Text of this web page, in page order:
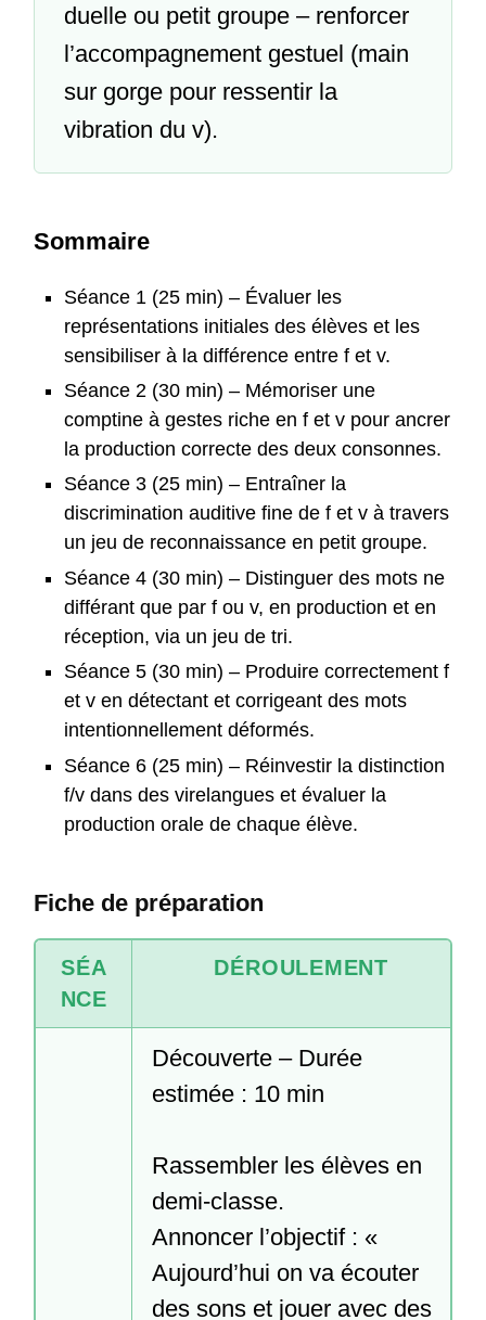
duelle ou petit groupe – renforcer
l’accompagnement gestuel (main
sur gorge pour ressentir la
vibration du v).
Sommaire
Séance 1 (25 min) – Évaluer les
représentations initiales des élèves et les
sensibiliser à la différence entre f et v.
Séance 2 (30 min) – Mémoriser une
comptine à gestes riche en f et v pour ancrer
la production correcte des deux consonnes.
Séance 3 (25 min) – Entraîner la
discrimination auditive fine de f et v à travers
un jeu de reconnaissance en petit groupe.
Séance 4 (30 min) – Distinguer des mots ne
différant que par f ou v, en production et en
réception, via un jeu de tri.
Séance 5 (30 min) – Produire correctement f
et v en détectant et corrigeant des mots
intentionnellement déformés.
Séance 6 (25 min) – Réinvestir la distinction
f/v dans des virelangues et évaluer la
production orale de chaque élève.
Fiche de préparation
SÉA
NCE
DÉROULEMENT
Découverte – Durée
estimée : 10 min
Rassembler les élèves en
demi-classe.
Annoncer l’objectif : «
Aujourd’hui on va écouter
des sons et jouer avec des